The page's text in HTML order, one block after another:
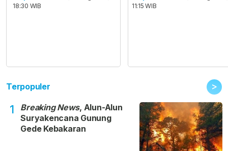
18:30 WIB
11:15 WIB
Terpopuler >
1 Breaking News, Alun-Alun
Suryakencana Gunung
Gede Kebakaran